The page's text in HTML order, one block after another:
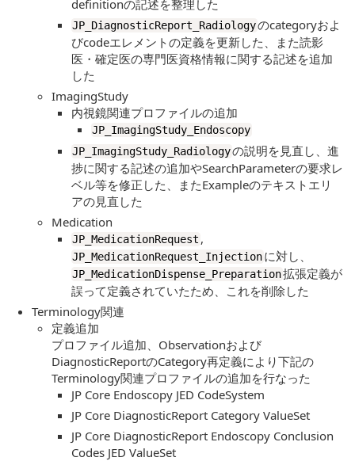
definitionの記述を整理した
JP_DiagnosticReport_Radiologyのcategoryおよ
びcodeエレメントの定義を更新した、また読影
医・確定医の専門医資格情報に関する記述を追加
した
ImagingStudy
内視鏡関連プロファイルの追加
JP_ImagingStudy_Endoscopy
JP_ImagingStudy_Radiologyの説明を見直し、進
捗に関する記述の追加やSearchParameterの要求レ
ベル等を修正した、またExampleのテキストエリ
アの見直した
Medication
JP_MedicationRequest ,
JP_MedicationRequest_Injectionに対し、
JP_MedicationDispense_Preparation拡張定義が
誤って定義されていたため、これを削除した
Terminology関連
定義追加
プロファイル追加、Observationおよび
DiagnosticReportのCategory再定義により下記の
Terminology関連プロファイルの追加を行なった
JP Core Endoscopy JED CodeSystem
JP Core DiagnosticReport Category ValueSet
JP Core DiagnosticReport Endoscopy Conclusion
Codes JED ValueSet